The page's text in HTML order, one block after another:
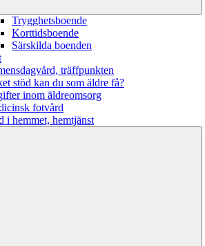
Trygghetsboende
Korttidsboende
Särskilda boenden
träffpunkten
stöd kan du som äldre få?
inom äldreomsorg
fotvård
i hemmet, hemtjänst